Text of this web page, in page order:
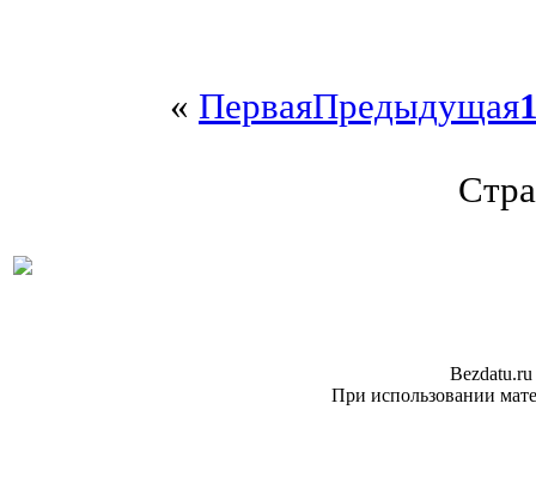
« ПерваяПредыдущая
При использовании